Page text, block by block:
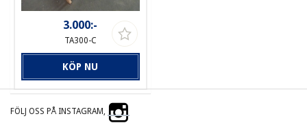
3.000:-
TA300-C
KÖP NU
FÖLJ OSS PÅ INSTAGRAM,